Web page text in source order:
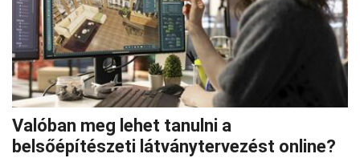
Valóban meg lehet tanulni a
belsőépítészeti látványtervezést online?